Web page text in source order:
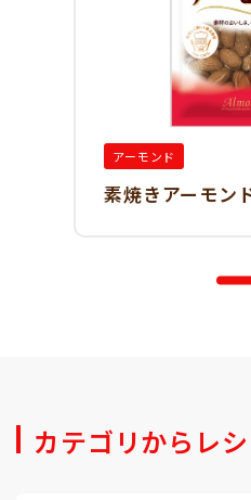
アーモンド
素焼きアーモン
カテゴリからレ